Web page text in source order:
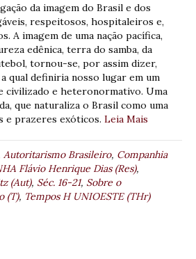
da imagem do Brasil e dos
respeitosos, hospitaleiros e,
A imagem de uma nação pacífica,
edênica, terra do samba, da
tornou-se, por assim dizer,
qual definiria nosso lugar em um
civilizado e heteronormativo. Uma
que naturaliza o Brasil como uma
e prazeres exóticos. Leia Mais
Autoritarismo Brasileiro, Companhia
Flávio Henrique Dias (Res),
(Aut), Séc. 16-21, Sobre o
(T), Tempos H UNIOESTE (THr)